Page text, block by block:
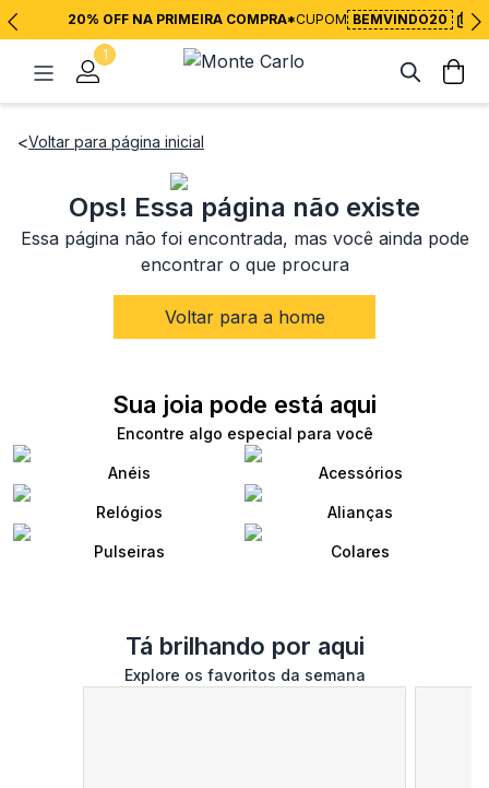
20% OFF NA PRIMEIRA COMPRA*CUPOM BEMVINDO20
1
<Voltar para página inicial
Ops! Essa página não existe
Essa página não foi encontrada, mas você ainda pode
encontrar o que procura
Voltar para a home
Sua joia pode está aqui
Encontre algo especial para você
Anéis Acessórios
Relógios Alianças
Pulseiras Colares
Tá brilhando por aqui
Explore os favoritos da semana